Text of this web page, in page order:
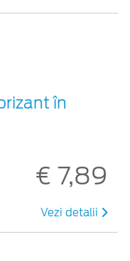
în
€ 7,89
Vezi detalii